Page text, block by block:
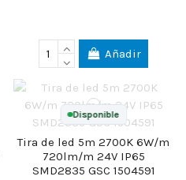
Añadir
Disponible
Tira de led 5m 2700K 6W/m
720lm/m 24V IP65
SMD2835 GSC 1504591